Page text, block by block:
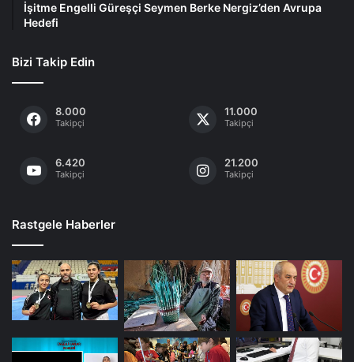
İşitme Engelli Güreşçi Seymen Berke Nergiz’den Avrupa
Hedefi
Bizi Takip Edin
8.000
Takipçi
11.000
Takipçi
6.420
Takipçi
21.200
Takipçi
Rastgele Haberler